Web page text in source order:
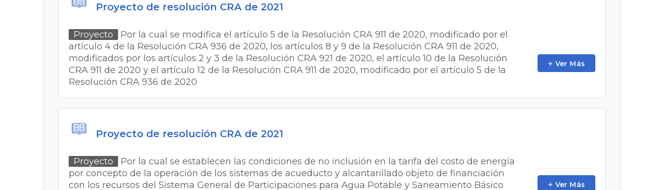
Proyecto de resolución CRA de 2021
Proyecto
Por la cual se modifica el artículo 5 de la Resolución CRA 911 de 2020, modificado por el
artículo 4 de la Resolución CRA 936 de 2020, los artículos 8 y 9 de la Resolución CRA 911 de 2020,
modificados por los artículos 2 y 3 de la Resolución CRA 921 de 2020, el artículo 10 de la Resolución
CRA 911 de 2020 y el artículo 12 de la Resolución CRA 911 de 2020, modificado por el artículo 5 de la
Resolución CRA 936 de 2020
Ver Más
Proyecto de resolución CRA de 2021
Proyecto
Por la cual se establecen las condiciones de no inclusión en la tarifa del costo de energía
por concepto de la operación de los sistemas de acueducto y alcantarillado objeto de financiación
con los recursos del Sistema General de Participaciones para Agua Potable y Saneamiento Básico
Ver Más